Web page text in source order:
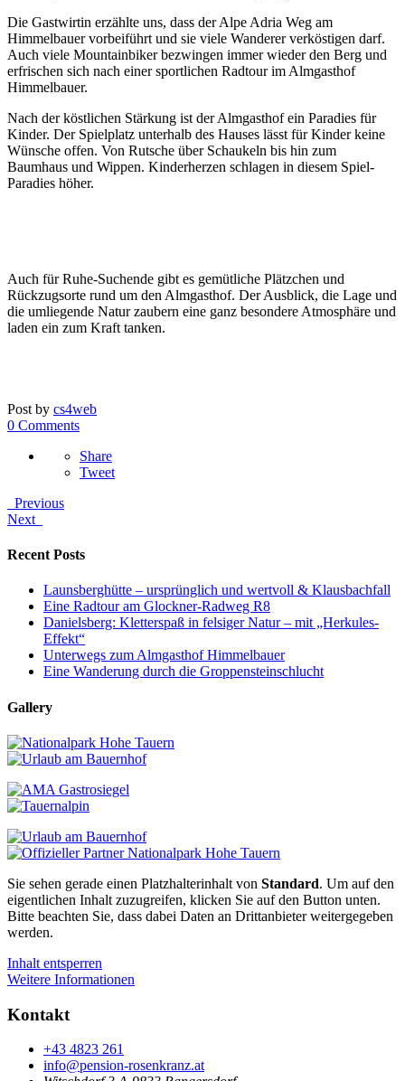
Die Gastwirtin erzählte uns, dass der Alpe Adria Weg am
Himmelbauer vorbeiführt und sie viele Wanderer verköstigen darf.
Auch viele Mountainbiker bezwingen immer wieder den Berg und
erfrischen sich nach einer sportlichen Radtour im Almgasthof
Himmelbauer.
Nach der köstlichen Stärkung ist der Almgasthof ein Paradies für
Kinder. Der Spielplatz unterhalb des Hauses lässt für Kinder keine
Wünsche offen. Von Rutsche über Schaukeln bis hin zum
Baumhaus und Wippen. Kinderherzen schlagen in diesem Spiel-
Paradies höher.
Auch für Ruhe-Suchende gibt es gemütliche Plätzchen und
Rückzugsorte rund um den Almgasthof. Der Ausblick, die Lage und
die umliegende Natur zaubern eine ganz besondere Atmosphäre und
laden ein zum Kraft tanken.
Post by cs4web
0 Comments
Share
Tweet
Previous
Next
Recent Posts
Launsberghütte – ursprünglich und wertvoll & Klausbachfall
Eine Radtour am Glockner-Radweg R8
Danielsberg: Kletterspaß in felsiger Natur – mit „Herkules-
Effekt“
Unterwegs zum Almgasthof Himmelbauer
Eine Wanderung durch die Groppensteinschlucht
Gallery
Sie sehen gerade einen Platzhalterinhalt von Standard. Um auf den
eigentlichen Inhalt zuzugreifen, klicken Sie auf den Button unten.
Bitte beachten Sie, dass dabei Daten an Drittanbieter weitergegeben
werden.
Inhalt entsperren
Weitere Informationen
Kontakt
+43 4823 261
info@pension-rosenkranz.at